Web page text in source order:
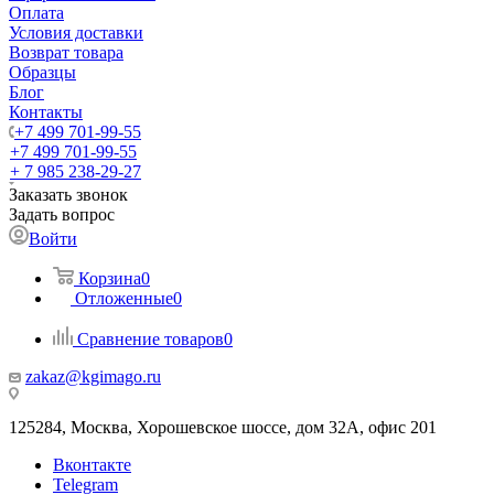
Оплата
Условия доставки
Возврат товара
Образцы
Блог
Контакты
+7 499 701-99-55
+7 499 701-99-55
+ 7 985 238-29-27
Заказать звонок
Задать вопрос
Войти
Корзина0
Отложенные0
Сравнение товаров0
zakaz@kgimago.ru
125284, Москва, Хорошевское шоссе, дом 32А, офис 201
Вконтакте
Telegram